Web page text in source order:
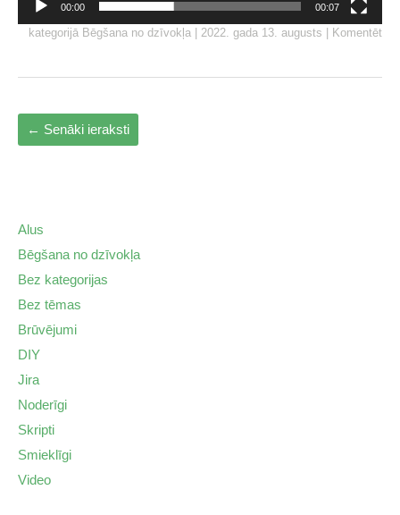
00:00 00:07
kategorijā Bēgšana no dzīvokļa | 2022. gada 13. augusts | Komentēt
← Senāki ieraksti
Alus
Bēgšana no dzīvokļa
Bez kategorijas
Bez tēmas
Brūvējumi
DIY
Jira
Noderīgi
Skripti
Smieklīgi
Video